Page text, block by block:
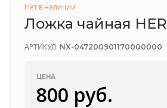
Нет в наличии
Ложка чайная
АРТИКУЛ: NX-047200901170000000
ЦЕНА
800 руб.